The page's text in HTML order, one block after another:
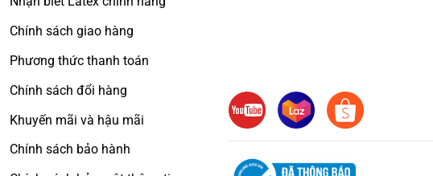
Chính sách giao hàng
Phương thức thanh toán
Chính sách đổi hàng
Khuyến mãi và hậu mãi
Chính sách bảo hành